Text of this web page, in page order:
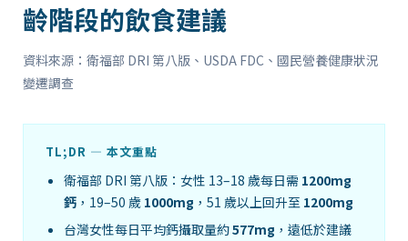
齡階段的飲食建議
資料來源：衛福部 DRI 第八版、USDA FDC、國民營養健康狀況
變遷調查
TL;DR — 本文重點
衛福部 DRI 第八版：女性 13–18 歲每日需 1200mg
鈣 ，19–50 歲 1000mg ，51 歲以上回升至 1200mg
台灣女性每日平均鈣攝取量約577mg ，遠低於建議